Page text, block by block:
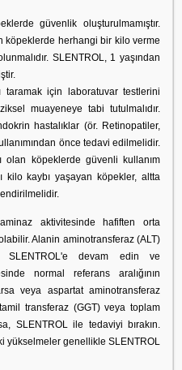
güvenlik oluşturulmamıştır.
köpeklerde herhangi bir kilo verme
SLENTROL, 1 yaşından
taramak için laboratuvar testlerini
muayeneye tabi tutulmalıdır.
hastalıklar (ör. Retinopatiler,
önce tedavi edilmelidir.
olan köpeklerde güvenli kullanım
kilo kaybı yaşayan köpekler, altta
aktivitesinde hafiften orta
Alanin aminotransferaz (ALT)
SLENTROL'e devam edin ve
normal referans aralığının
veya aspartat aminotransferaz
transferaz (GGT) veya toplam
SLENTROL ile tedaviyi bırakın.
yükselmeler genellikle SLENTROL